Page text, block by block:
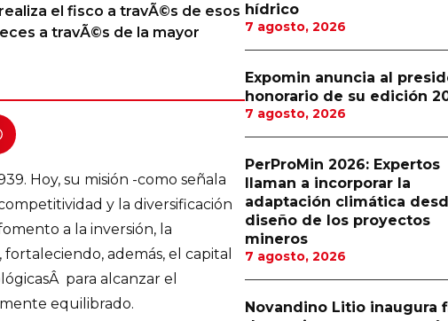
el fisco a travÃ©s de esos
a travÃ©s de la mayor
Hoy, su misión -como señala
y la diversificación
a la inversión, la
además, el capital
para alcanzar el
equilibrado.
hídrico
7 agosto, 2026
Expomin anuncia al
honorario de su edición
7 agosto, 2026
PerProMin 2026: Expertos
llaman a incorporar la
adaptación climática
diseño de los proyectos
mineros
7 agosto, 2026
Novandino Litio inaugura